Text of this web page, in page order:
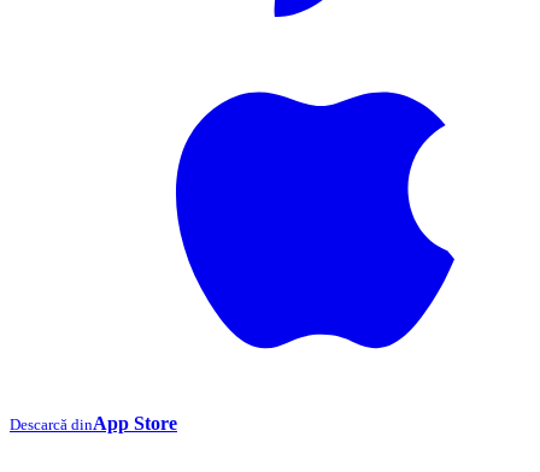
Descarcă dinApp Store